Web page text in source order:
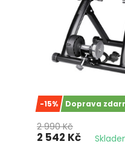
-15% Doprava
2 990 Kč
2 542 Kč